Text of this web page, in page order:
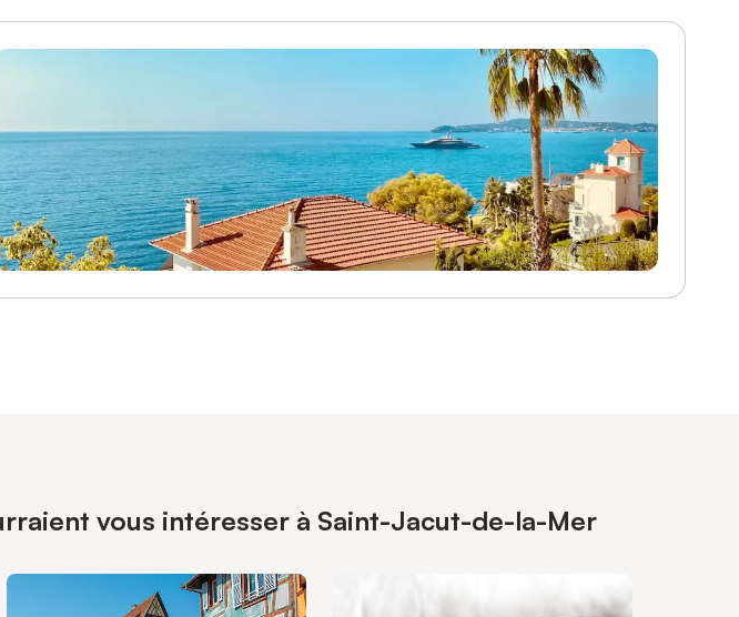
vous intéresser à Saint-Jacut-de-la-Mer